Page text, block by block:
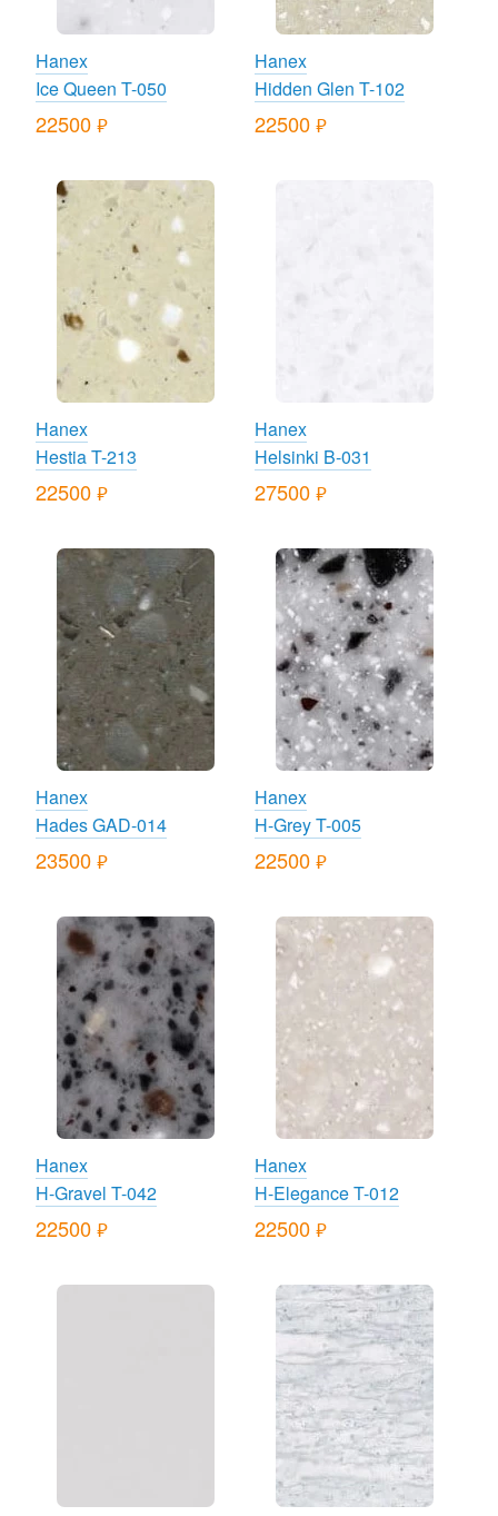
Hanex
Ice Queen T-050
22500руб.
Hanex
Hidden Glen T-102
22500 руб.
Hanex
Hestia T-213
22500руб.
Hanex
Helsinki B-031
27500 руб.
Hanex
Hades GAD-014
23500руб.
Hanex
H-Grey T-005
22500 руб.
Hanex
H-Gravel T-042
22500руб.
Hanex
H-Elegance T-012
22500 руб.